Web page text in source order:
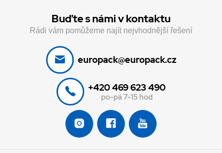
Buďte s námi v kontaktu
Rádi vám pomůžeme najít nejvhodnější řešení
europack@europack.cz
+420 469 623 490
po-pá 7-15 hod